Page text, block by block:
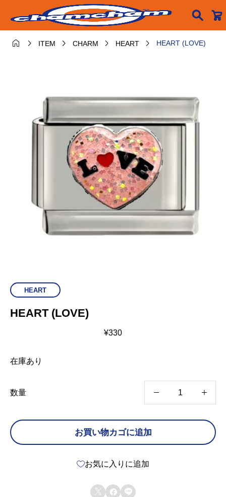

  ITEM  CHARM  HEART  HEART (LOVE)
HEART
HEART (LOVE)
¥330
在庫あり
数量
E
A
お買い物カゴに追加
お気に入りに追加
  